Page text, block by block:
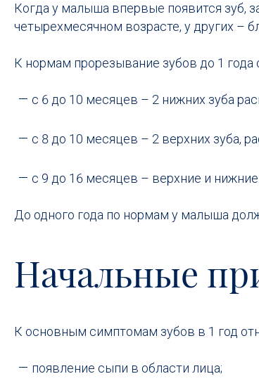
Когда у малыша впервые появится зуб,
четырехмесячном возрасте, у других –
К нормам прорезывание зубов до 1 года
с 6 до 10 месяцев – 2 нижних зуба
с 8 до 10 месяцев – 2 верхних зуба,
с 9 до 16 месяцев – верхние и
До одного года по нормам у малыша
Начальные
К основным симптомам зубов в 1 год
появление сыпи в области лица;